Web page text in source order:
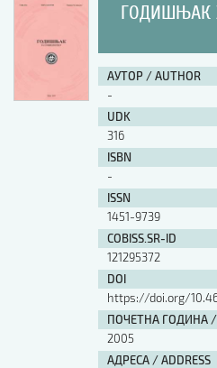
УПУТСТВА
Правилник о издавачкој
Упутство ауторима
Упутство уредницима
Изјава о ауторству
Изјава о лектури
Изјава о коришћењу
Упутство за бирање лиценце
Уговор са аутором
Шаблон прве стране и
Шаблон прве стране и
Шаблон прве стране и
Етички кодекс
ГОДИШЊАК
АУТОР / AUTHOR
-
UDK
316
ISBN
-
ISSN
1451-9739
COBISS.SR-ID
121295372
DOI
https://doi.org/
ПОЧЕТНА ГОДИНА /
2005
АДРЕСА / ADDRESS